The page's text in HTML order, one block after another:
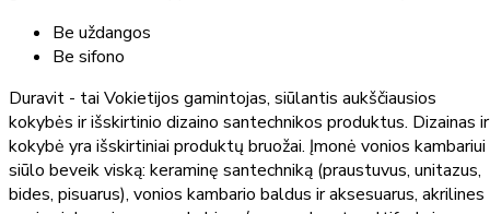
Be uždangos
Be sifono
Duravit - tai Vokietijos gamintojas, siūlantis aukščiausios
kokybės ir išskirtinio dizaino santechnikos produktus. Dizainas ir
kokybė yra išskirtiniai produktų bruožai. Įmonė vonios kambariui
siūlo beveik viską: keraminę santechniką (praustuvus, unitazus,
bides, pisuarus), vonios kambario baldus ir aksesuarus, akrilines